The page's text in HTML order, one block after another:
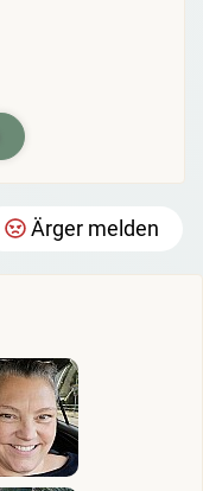
Ärger melden